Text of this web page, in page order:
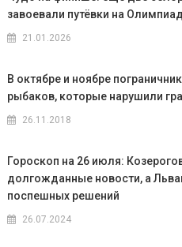
завоевали путёвки на
21.01.2026
В октябре и ноябре
рыбаков, которые нарушили
26.11.2018
Гороскоп на 26 июля:
долгожданные новости, а
поспешных решений
26.07.2024